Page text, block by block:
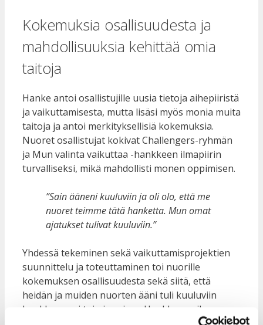
Kokemuksia osallisuudesta ja
mahdollisuuksia kehittää omia
taitoja
Hanke antoi osallistujille uusia tietoja aihepiiristä
ja vaikuttamisesta, mutta lisäsi myös monia muita
taitoja ja antoi merkityksellisiä kokemuksia.
Nuoret osallistujat kokivat Challengers-ryhmän
ja Mun valinta vaikuttaa -hankkeen ilmapiirin
turvalliseksi, mikä mahdollisti monen oppimisen.
”Sain ääneni kuuluviin ja oli olo, että me
nuoret teimme tätä hanketta. Mun omat
ajatukset tulivat kuuluviin.”
Yhdessä tekeminen sekä vaikuttamisprojektien
suunnittelu ja toteuttaminen toi nuorille
kokemuksen osallisuudesta sekä siitä, että
heidän ja muiden nuorten ääni tuli kuuluviin
hankkeen eri toiminnoissa. Hankkeen aikana